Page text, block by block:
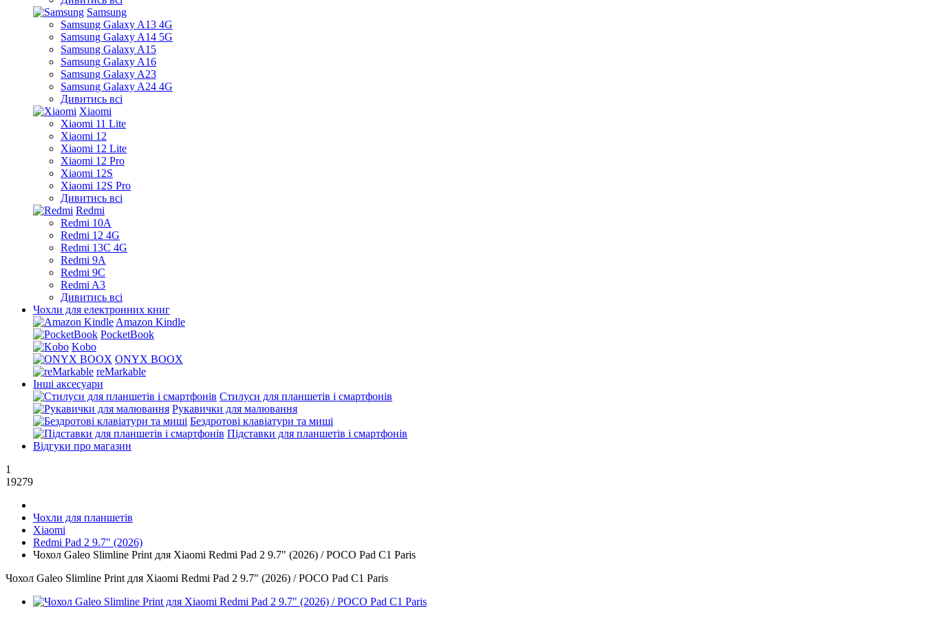
Samsung
Samsung Galaxy A13 4G
Samsung Galaxy A14 5G
Samsung Galaxy A15
Samsung Galaxy A16
Samsung Galaxy A23
Samsung Galaxy A24 4G
Дивитись всі
Xiaomi
Xiaomi 11 Lite
Xiaomi 12
Xiaomi 12 Lite
Xiaomi 12 Pro
Xiaomi 12S
Xiaomi 12S Pro
Дивитись всі
Redmi
Redmi 10A
Redmi 12 4G
Redmi 13C 4G
Redmi 9A
Redmi 9C
Redmi A3
Дивитись всі
Чохли для електронних книг
Amazon Kindle
PocketBook
Kobo
ONYX BOOX
reMarkable
Інші аксесуари
Стилуси для планшетів і смартфонів
Рукавички для малювання
Бездротові клавіатури та миші
Підставки для планшетів і смартфонів
Відгуки про магазин
1
19279
Чохли для планшетів
Xiaomi
Redmi Pad 2 9.7" (2026)
Чохол Galeo Slimline Print для Xiaomi Redmi Pad 2 9.7" (2026) / POCO Pad C1 Paris
Чохол Galeo Slimline Print для Xiaomi Redmi Pad 2 9.7" (2026) / POCO Pad C1 Paris